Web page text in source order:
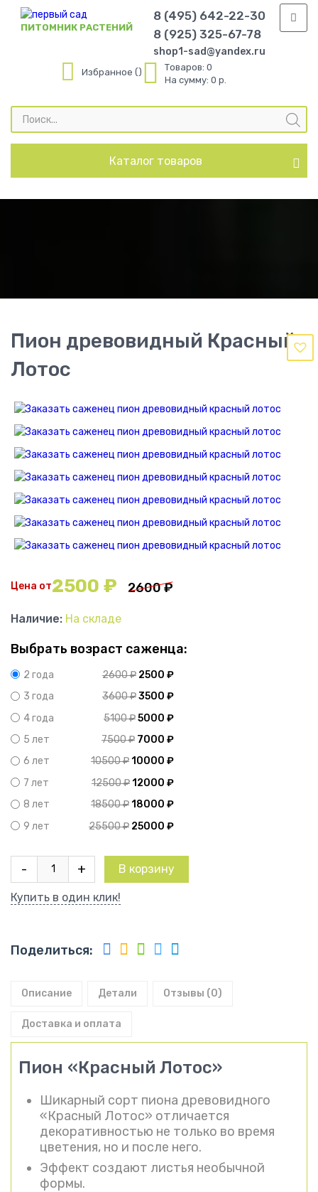
ПИТОМНИК РАСТЕНИЙ
8 (495) 642-22-30
8 (925) 325-67-78
shop1-sad@yandex.ru
Избранное Товаров: 0
На сумму: 0 р.
Поиск
товаров
Каталог товаров
Пион древовидный Красный
Лотос
Цена от 2600₽
2500 ₽
Наличие: На складе
Выбрать возраст саженца:
2 года 2600₽ 2500 ₽
3 года
3600₽3500 ₽
4 года
5100₽5000 ₽
5 лет
7500₽ 7000 ₽
6 лет
10500₽10000 ₽
7 лет
12500₽12000 ₽
8 лет
18500₽18000 ₽
9 лет
25500₽ 25000 ₽
-
Количество
Пион
+ В корзину
Купить в один клик!
Поделиться:
Описание Детали Отзывы (0)
Доставка и оплата
Пион «Красный Лотос»
Шикарный сорт пиона древовидного
«Красный Лотос» отличается
декоративностью не только во время
цветения, но и после него.
Эффект создают листья необычной
формы.